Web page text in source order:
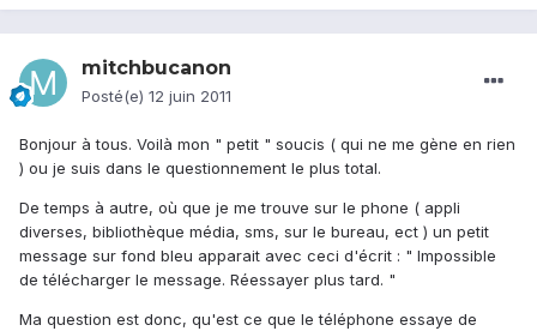
mitchbucanon
Posté(e) 12 juin 2011
Bonjour à tous. Voilà mon " petit " soucis ( qui ne me gène en rien
) ou je suis dans le questionnement le plus total.
De temps à autre, où que je me trouve sur le phone ( appli
diverses, bibliothèque média, sms, sur le bureau, ect ) un petit
message sur fond bleu apparait avec ceci d'écrit : " Impossible
de télécharger le message. Réessayer plus tard. "
Ma question est donc, qu'est ce que le téléphone essaye de